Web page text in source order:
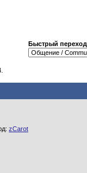
Быстрый переход
zCarot